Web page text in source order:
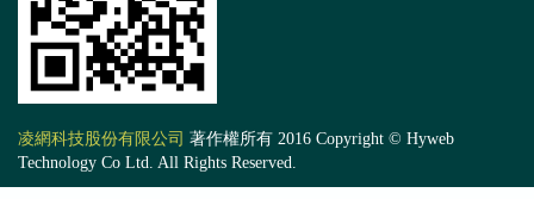
凌網科技股份有限公司 著作權所有 2016 Copyright © Hyweb
Technology Co Ltd. All Rights Reserved.